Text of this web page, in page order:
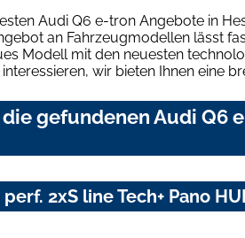
Audi Q6 e-tron Angebote in
an Fahrzeugmodellen lässt
Modell mit den neuesten
wir bieten Ihnen eine
die gefundenen Audi Q6
2xS line Tech+ Pano